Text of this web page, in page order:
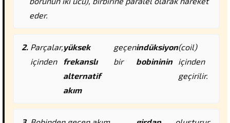
eder.
Parçalar,
içinden
yüksek
frekanslı
alternatif
akım
geçen
bir
indüksiyon
bobininin
(coil)
içinden
geçirilir.